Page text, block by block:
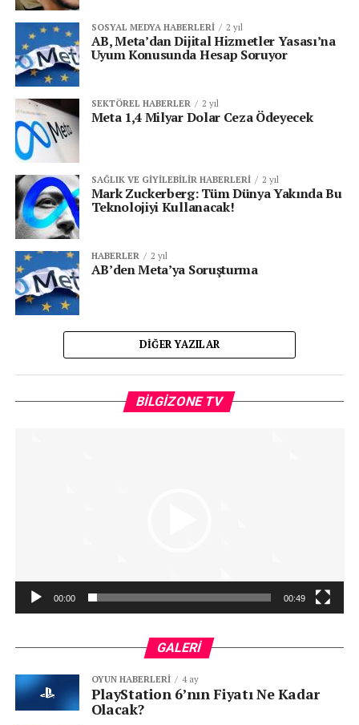
SOSYAL MEDYA HABERLERI 2 yıl
AB, Meta’dan Dijital Hizmetler Yasası’na
Uyum Konusunda Hesap Soruyor
SEKTÖREL HABERLER 2 yıl
Meta 1,4 Milyar Dolar Ceza Ödeyecek
SAĞLIK VE GIYILEBILIR HABERLERI 2 yıl
Mark Zuckerberg: Tüm Dünya Yakında Bu
Teknolojiyi Kullanacak!
HABERLER 2 yıl
AB’den Meta’ya Soruşturma
DIĞER YAZILAR
BILGIZONE TV
00:00 00:49
GALERI
OYUN HABERLERI 4 ay
PlayStation 6’nın Fiyatı Ne Kadar
Olacak?